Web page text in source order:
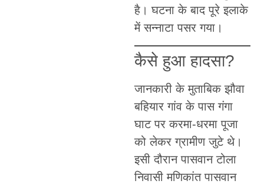
है। घटना के बाद पूरे इलाके
में सन्नाटा पसर गया।
कैसे हुआ हादसा?
जानकारी के मुताबिक झौवा
बहियार गांव के पास गंगा
घाट पर करमा-धरमा पूजा
को लेकर ग्रामीण जुटे थे।
इसी दौरान पासवान टोला
निवासी मणिकांत पासवान